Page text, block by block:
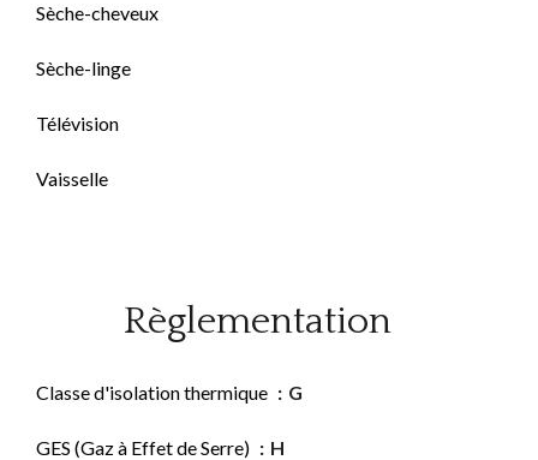
Sèche-cheveux
Sèche-linge
Télévision
Vaisselle
Règlementation
Classe d'isolation thermique G
GES (Gaz à Effet de Serre) H